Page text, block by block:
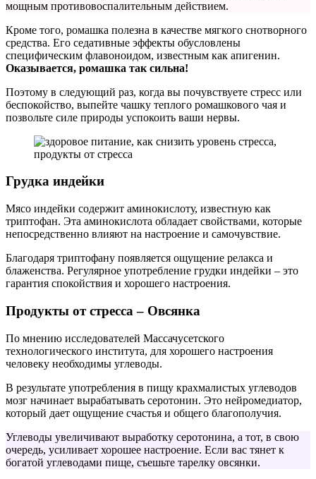
мощным противовоспалительным действием.
Кроме того, ромашка полезна в качестве мягкого снотворного
средства. Его седативные эффекты обусловлены
специфическим флавоноидом, известным как апигенин.
Оказывается, ромашка так сильна!
Поэтому в следующий раз, когда вы почувствуете стресс или
беспокойство, выпейте чашку теплого ромашкового чая и
позвольте силе природы успокоить ваши нервы.
Грудка индейки
Мясо индейки содержит аминокислоту, известную как
триптофан. Эта аминокислота обладает свойствами, которые
непосредственно влияют на настроение и самочувствие.
Благодаря триптофану появляется ощущение релакса и
блаженства. Регулярное употребление грудки индейки – это
гарантия спокойствия и хорошего настроения.
Продукты от стресса – Овсянка
По мнению исследователей Массачусетского
технологического института, для хорошего настроения
человеку необходимы углеводы.
В результате употребления в пищу крахмалистых углеводов
мозг начинает вырабатывать серотонин. Это нейромедиатор,
который дает ощущение счастья и общего благополучия.
Углеводы увеличивают выработку серотонина, а тот, в свою
очередь, усиливает хорошее настроение. Если вас тянет к
богатой углеводами пище, съешьте тарелку овсянки.